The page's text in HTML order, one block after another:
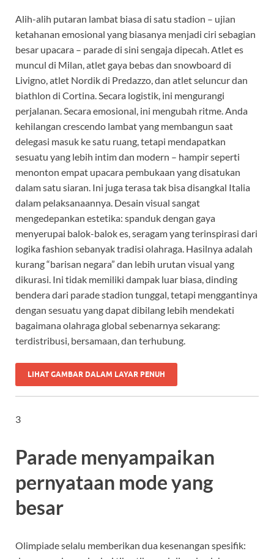
Alih-alih putaran lambat biasa di satu stadion – ujian
ketahanan emosional yang biasanya menjadi ciri sebagian
besar upacara – parade di sini sengaja dipecah. Atlet es
muncul di Milan, atlet gaya bebas dan snowboard di
Livigno, atlet Nordik di Predazzo, dan atlet seluncur dan
biathlon di Cortina. Secara logistik, ini mengurangi
perjalanan. Secara emosional, ini mengubah ritme. Anda
kehilangan crescendo lambat yang membangun saat
delegasi masuk ke satu ruang, tetapi mendapatkan
sesuatu yang lebih intim dan modern – hampir seperti
menonton empat upacara pembukaan yang disatukan
dalam satu siaran. Ini juga terasa tak bisa disangkal Italia
dalam pelaksanaannya. Desain visual sangat
mengedepankan estetika: spanduk dengan gaya
menyerupai balok-balok es, seragam yang terinspirasi dari
logika fashion sebanyak tradisi olahraga. Hasilnya adalah
kurang “barisan negara” dan lebih urutan visual yang
dikurasi. Ini tidak memiliki dampak luar biasa, dinding
bendera dari parade stadion tunggal, tetapi menggantinya
dengan sesuatu yang dapat dibilang lebih mendekati
bagaimana olahraga global sebenarnya sekarang:
terdistribusi, bersamaan, dan terhubung.
LIHAT GAMBAR DALAM LAYAR PENUH
3
Parade menyampaikan
pernyataan mode yang
besar
Olimpiade selalu memberikan dua kesenangan spesifik: